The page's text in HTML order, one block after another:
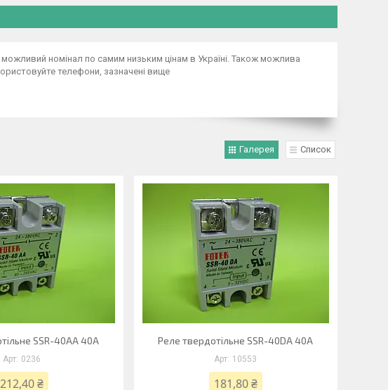
можливий номінал по самим низьким цінам в Україні. Також можлива
телефони, зазначені вище
Галерея Список
SSR-40AA 40A
0236
212,40 ₴
Реле твердотільне SSR-40DA 40A
10553
181,80 ₴